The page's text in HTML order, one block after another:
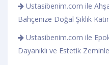
Ustasibenim.com ile
Bahçenize Doğal Şıklık
Ustasibenim.com ile
Dayanıklı ve Estetik